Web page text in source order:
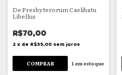
De Presbyterorum Caelibatu
Libellus
R$70,00
2 x de R$35,00 sem juros
1em estoque